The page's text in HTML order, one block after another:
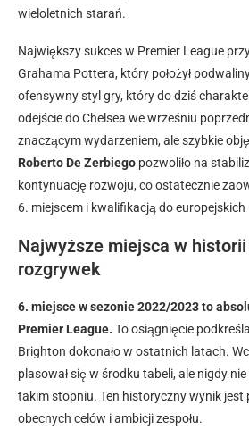
wieloletnich starań.
Największy sukces w Premier League
Grahama Pottera, który położył
ofensywny styl gry, który do dziś
odejście do Chelsea we wrześniu
znaczącym wydarzeniem, ale szybkie
Roberto De Zerbiego pozwoliło na
kontynuację rozwoju, co ostatecznie
6. miejscem i kwalifikacją do
Najwyższe miejsca w
rozgrywek
6. miejsce w sezonie 2022/2023 to
Premier League. To osiągnięcie
Brighton dokonało w ostatnich latach.
plasował się w środku tabeli, ale nigdy nie
takim stopniu. Ten historyczny wynik jest
obecnych celów i ambicji zespołu.